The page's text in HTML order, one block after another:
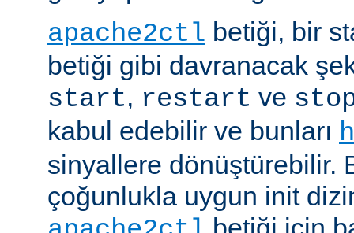
apache2ctl betiği, bir
betiği gibi davranacak
start, restart ve
kabul edebilir ve bunları
sinyallere dönüştürebilir.
çoğunlukla uygun init